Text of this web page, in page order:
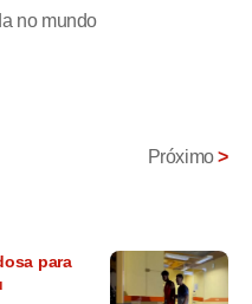
no mundo
Próximo>
para